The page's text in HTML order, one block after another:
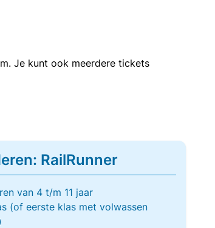
Je kunt ook meerdere tickets
RailRunner
van 4 t/m 11 jaar
(of eerste klas met volwassen